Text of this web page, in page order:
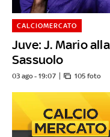
Juve: J. Mario
Sassuolo
CALCIOMERCATO
03 ago - 19:07 105 foto